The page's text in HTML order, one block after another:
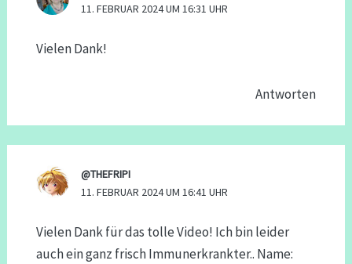
11. FEBRUAR 2024 UM 16:31 UHR
Vielen Dank!
Antworten
@THEFRIPI
11. FEBRUAR 2024 UM 16:41 UHR
Vielen Dank für das tolle Video! Ich bin leider
auch ein ganz frisch Immunerkrankter.. Name: